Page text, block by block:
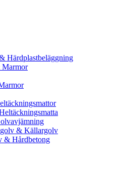
Härdplastbeläggning
Marmor
& Källargolv
& Hårdbetong